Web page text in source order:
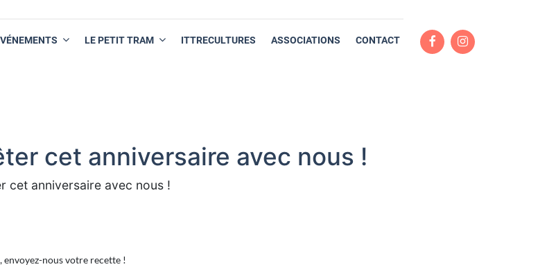
LE PETIT TRAM ITTRECULTURES ASSOCIATIONS CONTACT
cet anniversaire avec nous !
cet anniversaire avec nous !
nous votre recette !